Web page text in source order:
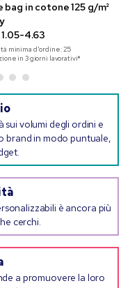
bag in cotone 125 g/m²
1.05-4.63
minima d'ordine:25
in 3 giorni lavorativi*
sui volumi degli ordini e
brand in modo puntuale,
è ancora più
cerchi.
a promuovere la loro